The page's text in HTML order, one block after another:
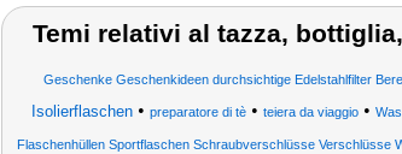
Temi relativi al tazza,
Geschenke Geschenkideen durchsichtige Edelstahlfilter
Isolierflaschen• preparatore di tè• teiera da viaggio•
Flaschenhüllen Sportflaschen Schraubverschlüsse Verschlüsse